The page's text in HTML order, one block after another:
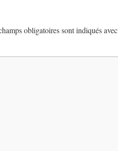
obligatoires sont indiqués avec